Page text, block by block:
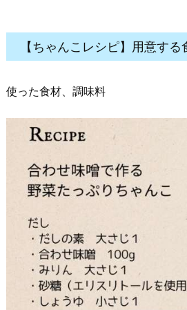
【ちゃんこレシピ】用意す
使った食材、調味料